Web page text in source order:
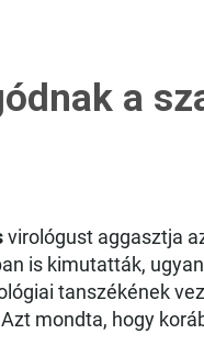
a
virológust aggasztja
is kimutatták,
tanszékének
mondta, hogy